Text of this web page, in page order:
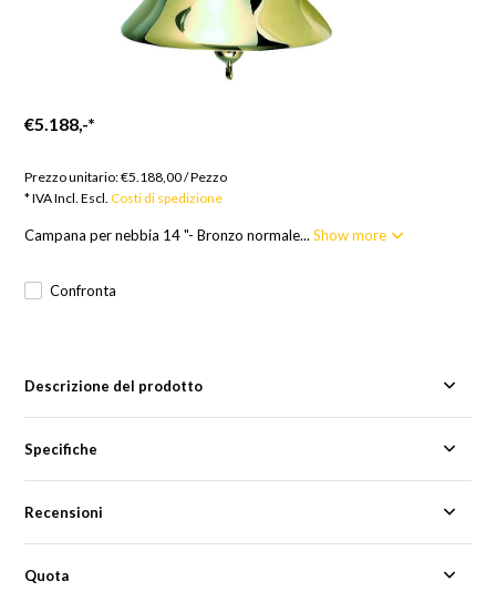
€5.188,-*
Prezzo unitario:€5.188,00/Pezzo
* IVA Incl. Escl.Costi di spedizione
Campana per nebbia 14 "- Bronzo normale...Show more
Confronta
Descrizione del prodotto
Specifiche
Recensioni
Quota